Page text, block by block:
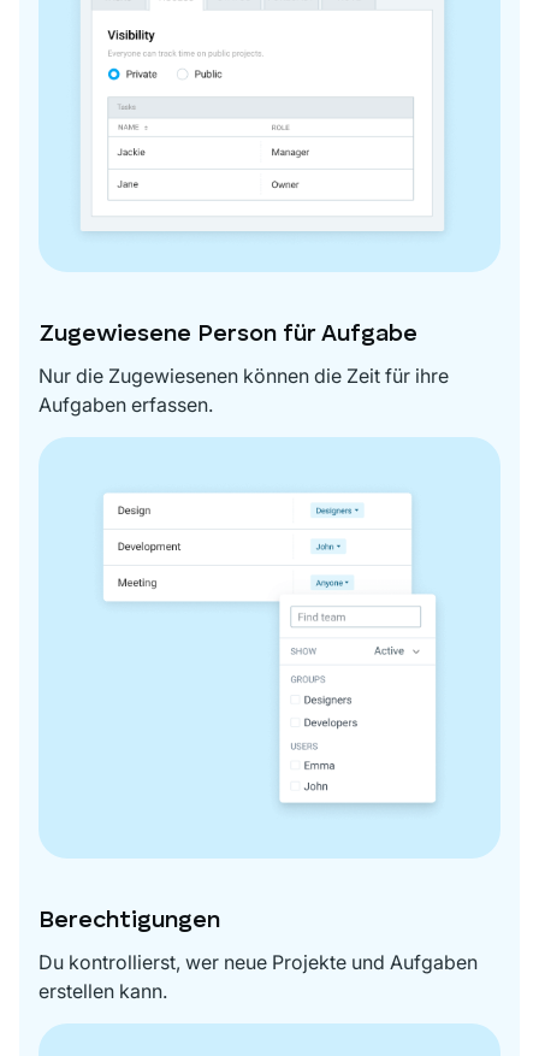
Zugewiesene Person für Aufgabe
Nur die Zugewiesenen können die Zeit für ihre
Aufgaben erfassen.
Berechtigungen
Du kontrollierst, wer neue Projekte und Aufgaben
erstellen kann.